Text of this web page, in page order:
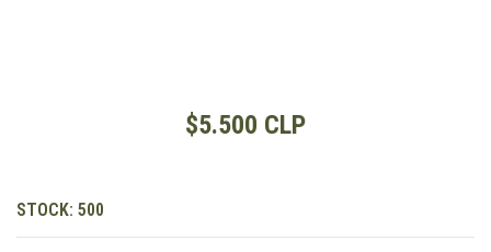
$5.500 CLP
STOCK: 500